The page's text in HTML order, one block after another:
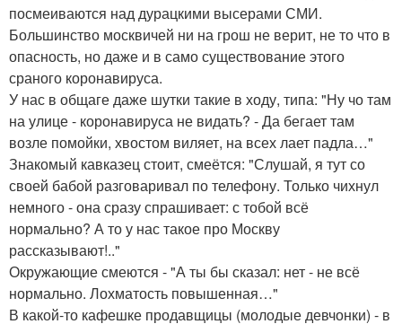
посмеиваются над дурацкими высерами СМИ.
Большинство москвичей ни на грош не верит, не то что в
опасность, но даже и в само существование этого
сраного коронавируса.
У нас в общаге даже шутки такие в ходу, типа: "Ну чо там
на улице - коронавируса не видать? - Да бегает там
возле помойки, хвостом виляет, на всех лает падла…"
Знакомый кавказец стоит, смеётся: "Слушай, я тут со
своей бабой разговаривал по телефону. Только чихнул
немного - она сразу спрашивает: с тобой всё
нормально? А то у нас такое про Москву
рассказывают!.."
Окружающие смеются - "А ты бы сказал: нет - не всё
нормально. Лохматость повышенная…"
В какой-то кафешке продавщицы (молодые девчонки) - в